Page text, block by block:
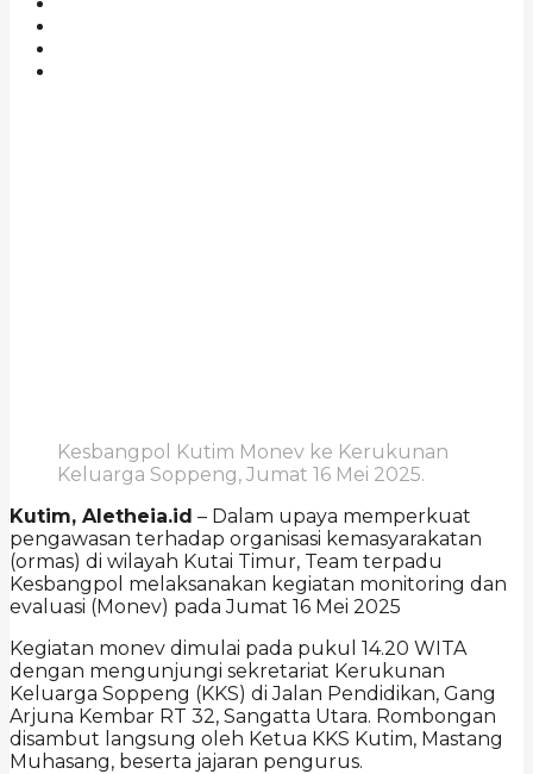
Kesbangpol Kutim Monev ke Kerukunan
Keluarga Soppeng, Jumat 16 Mei 2025.
Kutim, Aletheia.id – Dalam upaya memperkuat
pengawasan terhadap organisasi kemasyarakatan
(ormas) di wilayah Kutai Timur, Team terpadu
Kesbangpol melaksanakan kegiatan monitoring dan
evaluasi (Monev) pada Jumat 16 Mei 2025
Kegiatan monev dimulai pada pukul 14.20 WITA
dengan mengunjungi sekretariat Kerukunan
Keluarga Soppeng (KKS) di Jalan Pendidikan, Gang
Arjuna Kembar RT 32, Sangatta Utara. Rombongan
disambut langsung oleh Ketua KKS Kutim, Mastang
Muhasang, beserta jajaran pengurus.